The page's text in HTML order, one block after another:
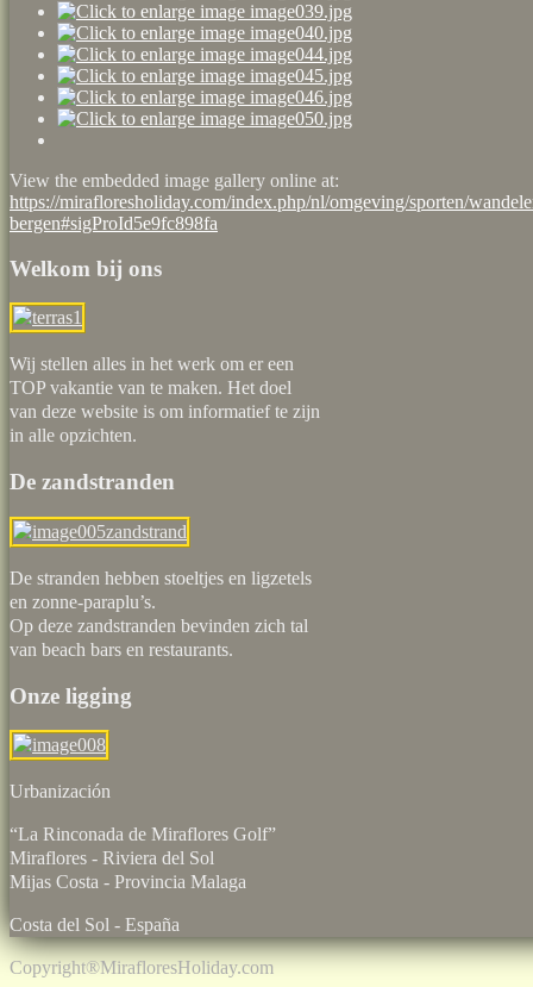
View the embedded image gallery online at:
https://mirafloresholiday.com/index.php/nl/omgeving/sporten/
bergen#sigProId5e9fc898fa
Welkom bij ons
Wij stellen alles in het werk om er een
TOP vakantie van te maken. Het doel
van deze website is om informatief te zijn
in alle opzichten.
De zandstranden
De stranden hebben stoeltjes en ligzetels
en zonne-paraplu’s.
Op deze zandstranden bevinden zich tal
van beach bars en restaurants.
Onze ligging
“La Rinconada de Miraflores Golf”
Miraflores - Riviera del Sol
Mijas Costa - Provincia Malaga
Costa del Sol - España
Copyright®MirafloresHoliday.com